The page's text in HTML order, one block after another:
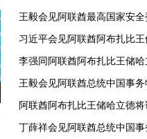
王毅会见阿联酋最高国家安
习近平会见阿联酋阿布扎比
李强同阿联酋阿布扎比王储哈
王毅会见阿联酋总统中国事
阿联酋阿布扎比王储哈立德将
丁薛祥会见阿联酋总统中国